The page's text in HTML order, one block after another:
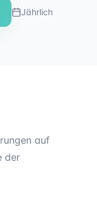
Jährlich
auf
der